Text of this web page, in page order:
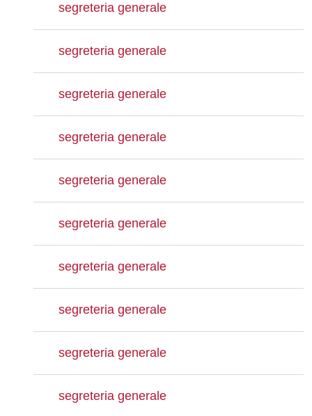
segreteria generale
segreteria generale
segreteria generale
segreteria generale
segreteria generale
segreteria generale
segreteria generale
segreteria generale
segreteria generale
segreteria generale